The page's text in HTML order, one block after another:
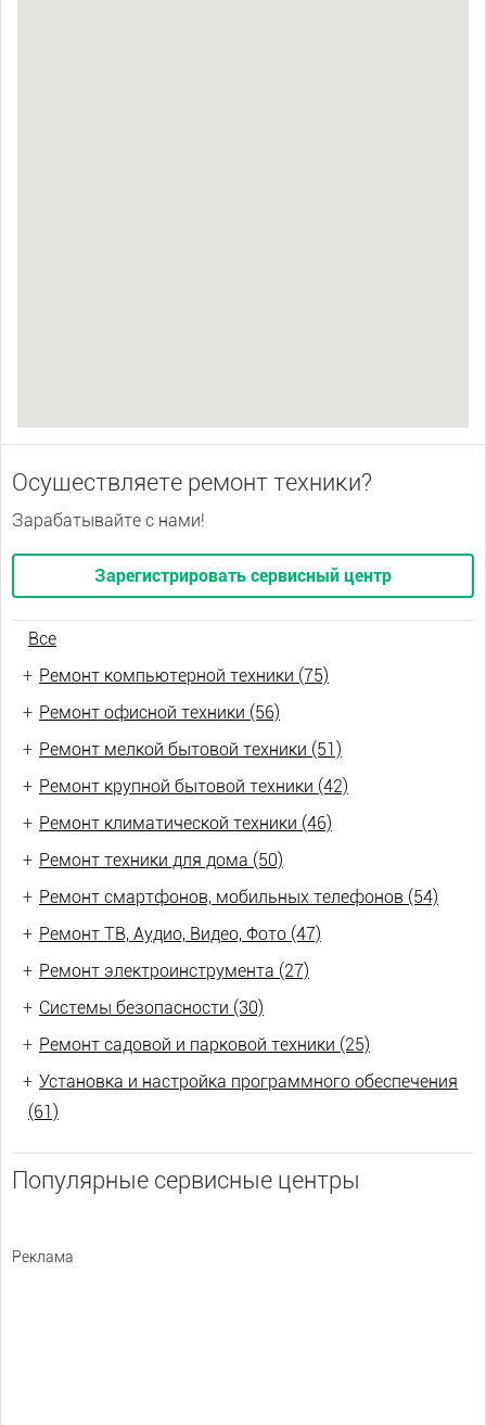
Осуществляете ремонт техники?
Зарабатывайте с нами!
Зарегистрировать сервисный центр
Все
+ Ремонт компьютерной техники (75)
+ Ремонт офисной техники (56)
+ Ремонт мелкой бытовой техники (51)
+ Ремонт крупной бытовой техники (42)
+ Ремонт климатической техники (46)
+ Ремонт техники для дома (50)
+ Ремонт смартфонов, мобильных телефонов (54)
+ Ремонт ТВ, Аудио, Видео, Фото (47)
+ Ремонт электроинструмента (27)
+ Системы безопасности (30)
+ Ремонт садовой и парковой техники (25)
+ Установка и настройка программного обеспечения
(61)
Популярные сервисные центры
Реклама